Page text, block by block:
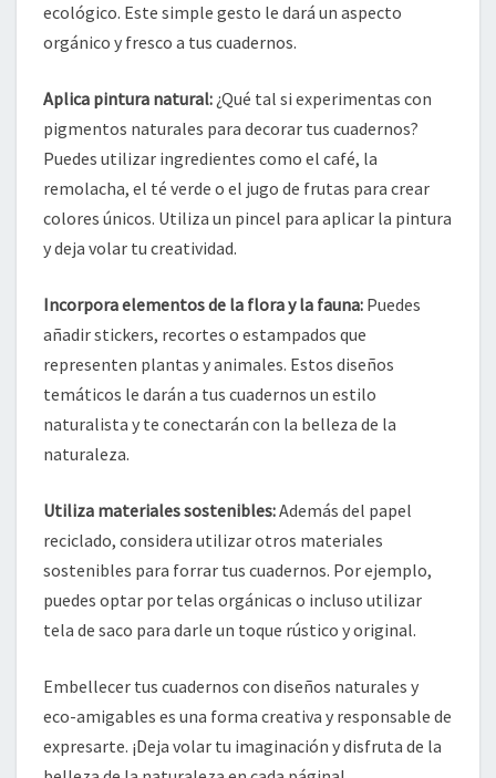
ecológico. Este simple gesto le dará un aspecto
orgánico y fresco a tus cuadernos.
Aplica pintura natural: ¿Qué tal si experimentas con
pigmentos naturales para decorar tus cuadernos?
Puedes utilizar ingredientes como el café, la
remolacha, el té verde o el jugo de frutas para crear
colores únicos. Utiliza un pincel para aplicar la pintura
y deja volar tu creatividad.
Incorpora elementos de la flora y la fauna: Puedes
añadir stickers, recortes o estampados que
representen plantas y animales. Estos diseños
temáticos le darán a tus cuadernos un estilo
naturalista y te conectarán con la belleza de la
naturaleza.
Utiliza materiales sostenibles:Además del papel
reciclado, considera utilizar otros materiales
sostenibles para forrar tus cuadernos. Por ejemplo,
puedes optar por telas orgánicas o incluso utilizar
tela de saco para darle un toque rústico y original.
Embellecer tus cuadernos con diseños naturales y
eco-amigables es una forma creativa y responsable de
expresarte. ¡Deja volar tu imaginación y disfruta de la